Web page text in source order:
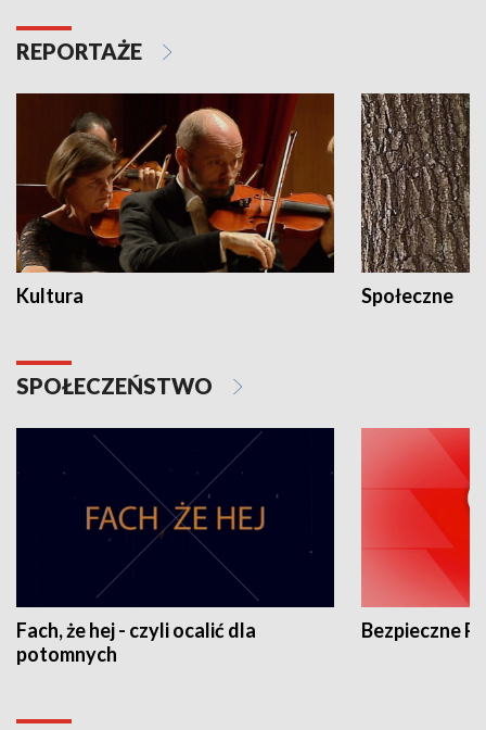
REPORTAŻE
Kultura Społeczne
SPOŁECZEŃSTWO
Fach, że hej - czyli ocalić dla
potomnych
Bezpieczne